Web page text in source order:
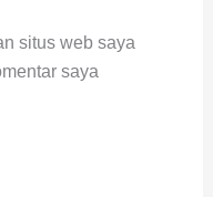
situs web saya
saya